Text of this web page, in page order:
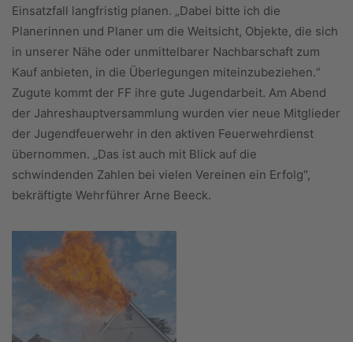
Einsatzfall langfristig planen. „Dabei bitte ich die
Planerinnen und Planer um die Weitsicht, Objekte, die sich
in unserer Nähe oder unmittelbarer Nachbarschaft zum
Kauf anbieten, in die Überlegungen miteinzubeziehen.“
Zugute kommt der FF ihre gute Jugendarbeit. Am Abend
der Jahreshauptversammlung wurden vier neue Mitglieder
der Jugendfeuerwehr in den aktiven Feuerwehrdienst
übernommen. „Das ist auch mit Blick auf die
schwindenden Zahlen bei vielen Vereinen ein Erfolg“,
bekräftigte Wehrführer Arne Beeck.